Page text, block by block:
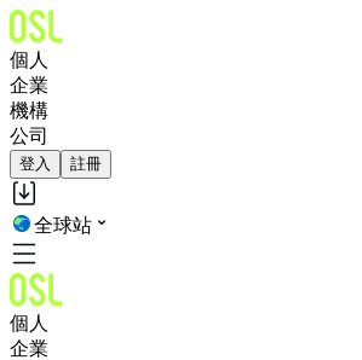
個人
企業
機構
公司
登入 註冊
全球站
個人
企業